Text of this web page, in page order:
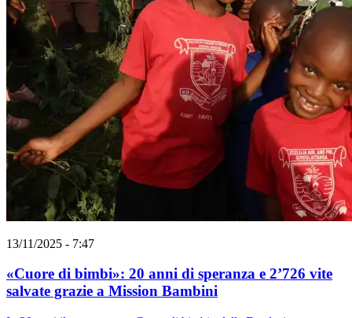
13/11/2025 - 7:47
«Cuore di bimbi»: 20 anni di speranza e 2’726 vite
salvate grazie a Mission Bambini